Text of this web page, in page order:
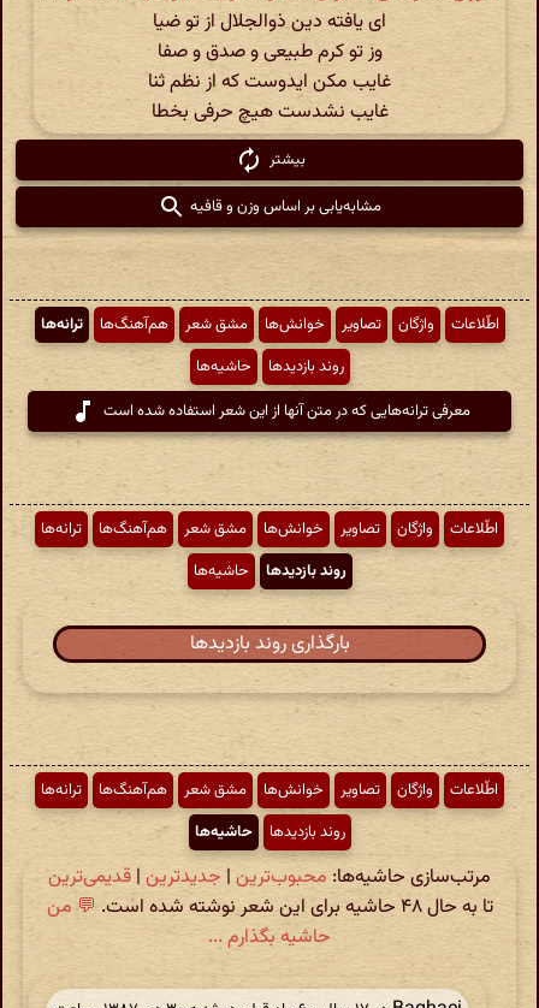
ای یافته دین ذوالجلال از تو ضیا
وز تو کرم طبیعی و صدق و صفا
غایب مکن ایدوست که از نظم ثنا
غایب نشدست هیچ حرفی بخطا
بیشتر
مشابه‌یابی بر اساس وزن و قافیه
اطّلاعات واژگان تصاویر خوانش‌ها مشق شعر هم‌آهنگ‌ها
ترانه‌ها
روند بازدیدها
حاشیه‌ها
معرفی ترانه‌هایی که در متن آنها از این شعر استفاده شده است
اطّلاعات واژگان تصاویر خوانش‌ها مشق شعر هم‌آهنگ‌ها
ترانه‌ها
روند بازدیدها
حاشیه‌ها
بارگذاری روند بازدیدها
اطّلاعات واژگان تصاویر خوانش‌ها مشق شعر هم‌آهنگ‌ها
ترانه‌ها
روند بازدیدها
حاشیه‌ها
مرتب‌سازی حاشیه‌ها: محبوب‌ترین | جدیدترین | قدیمی‌ترین
تا به حال ۴۸ حاشیه برای این شعر نوشته شده است.
💬 من
حاشیه بگذارم ...